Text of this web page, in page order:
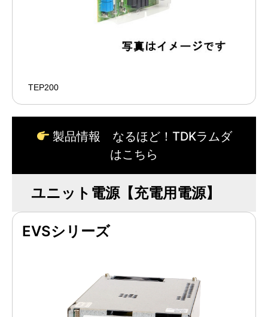
TEP200
製品情報 なるほど！TDKラムダ
はこちら
ユニット電源【充電用電源】
EVSシリーズ